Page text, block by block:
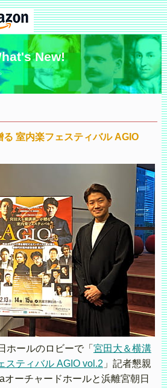
New!
室内楽フェスティバル AGIO
ホールのロビーで「 宮田大＆横溝
スティバル AGIO vol.2 」記者懇親
ーチャードホールと浜離宮朝日